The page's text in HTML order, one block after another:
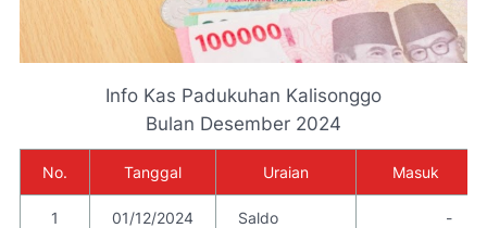
Info Kas Padukuhan Kalisonggo
Bulan Desember 2024
No. Tanggal Uraian Masuk
1 01/12/2024
Saldo
-